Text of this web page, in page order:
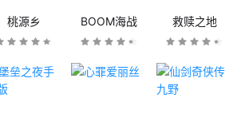
桃源乡 BOOM海战 救赎之地